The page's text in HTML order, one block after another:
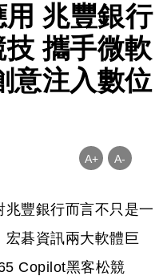
兆豐銀行
攜手微軟
意注入數位
A+ A-
兆豐銀行而言不只是一
碁資訊兩大軟體巨
Copilot黑客松競